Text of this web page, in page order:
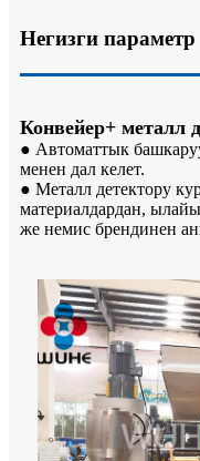
Негизги параметр
Конвейер+ металл
● Автоматтык
менен дал келет.
● Металл детектору
материалдардан,
же немис брендинен